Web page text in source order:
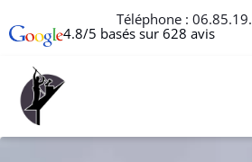
Téléphone :
4.8/5 basés sur 628 avis